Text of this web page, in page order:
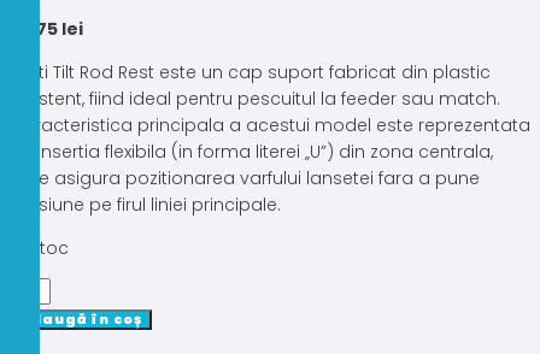
22,75 lei
Multi Tilt Rod Rest este un cap suport fabricat din plastic
rezistent, fiind ideal pentru pescuitul la feeder sau match.
Caracteristica principala a acestui model este reprezentata
de insertia flexibila (in forma literei „U”) din zona centrala,
care asigura pozitionarea varfului lansetei fara a pune
presiune pe firul liniei principale.
În stoc
CAP
Adaugă în coș